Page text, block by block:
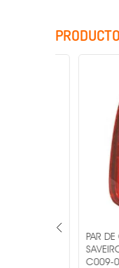
PAR DE
SAVEIRO
C009-01-